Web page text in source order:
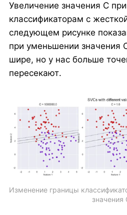
Увеличение значения C
классификаторам с
следующем рисунке
при уменьшении значения
шире, но у нас больше
пересекают.
Изменение границы
значения